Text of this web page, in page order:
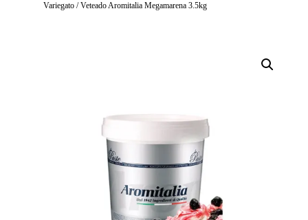
Variegato / Veteado Aromitalia Megamarena 3.5kg